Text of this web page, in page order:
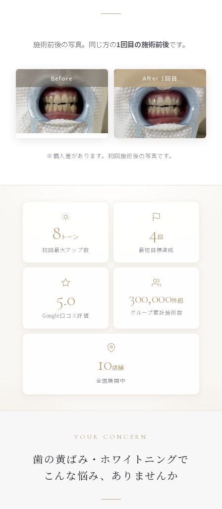
施術前後の写真。同じ方の1回目の施術前後です。
Before After 1回目
※個人差があります。初回施術後の写真です。
8 トーン
初回最大アップ数
4回
最短目標達成
5.0
Google口コミ評価
300,000件超
グループ累計施術数
10店舗
全国展開中
YOUR CONCERN
歯の黄ばみ・ホワイトニングで
こんな悩み、ありませんか